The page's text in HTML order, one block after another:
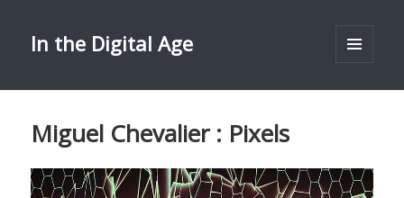
In the Digital Age
Miguel Chevalier : Pixels